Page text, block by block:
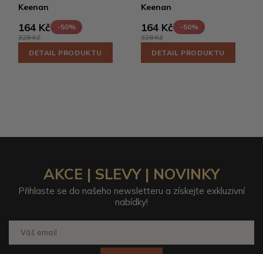
Keenan
164 Kč
-50%
328 Kč
DETAIL PRODUKTU
Keenan
164 Kč
-50%
328 Kč
DETAIL PRODUKTU
AKCE | SLEVY | NOVINKY
Přihlaste se do našeho newsletteru a získejte exkluzivní
nabídky!